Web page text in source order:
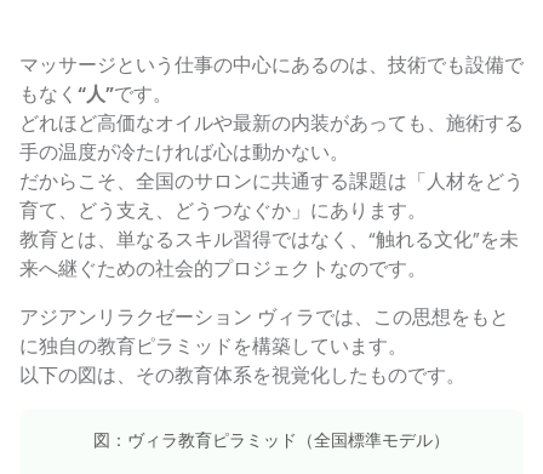
マッサージという仕事の中心にあるのは、技術でも設備で
もなく “人”です。
どれほど高価なオイルや最新の内装があっても、施術する
手の温度が冷たければ心は動かない。
だからこそ、全国のサロンに共通する課題は「人材をどう
育て、どう支え、どうつなぐか」にあります。
教育とは、単なるスキル習得ではなく、“触れる文化”を未
来へ継ぐための社会的プロジェクトなのです。
アジアンリラクゼーション ヴィラでは、この思想をもと
に独自の教育ピラミッドを構築しています。
以下の図は、その教育体系を視覚化したものです。
図：ヴィラ教育ピラミッド（全国標準モデル）